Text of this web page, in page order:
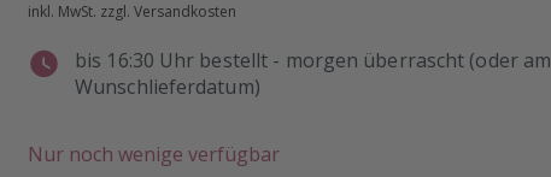
inkl. MwSt. zzgl. Versandkosten
bis 16:30 Uhr bestellt - morgen überrascht (oder am
Wunschlieferdatum)
Nur noch wenige verfügbar